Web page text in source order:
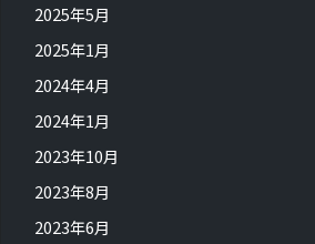
2025年5月
2025年1月
2024年4月
2024年1月
2023年10月
2023年8月
2023年6月